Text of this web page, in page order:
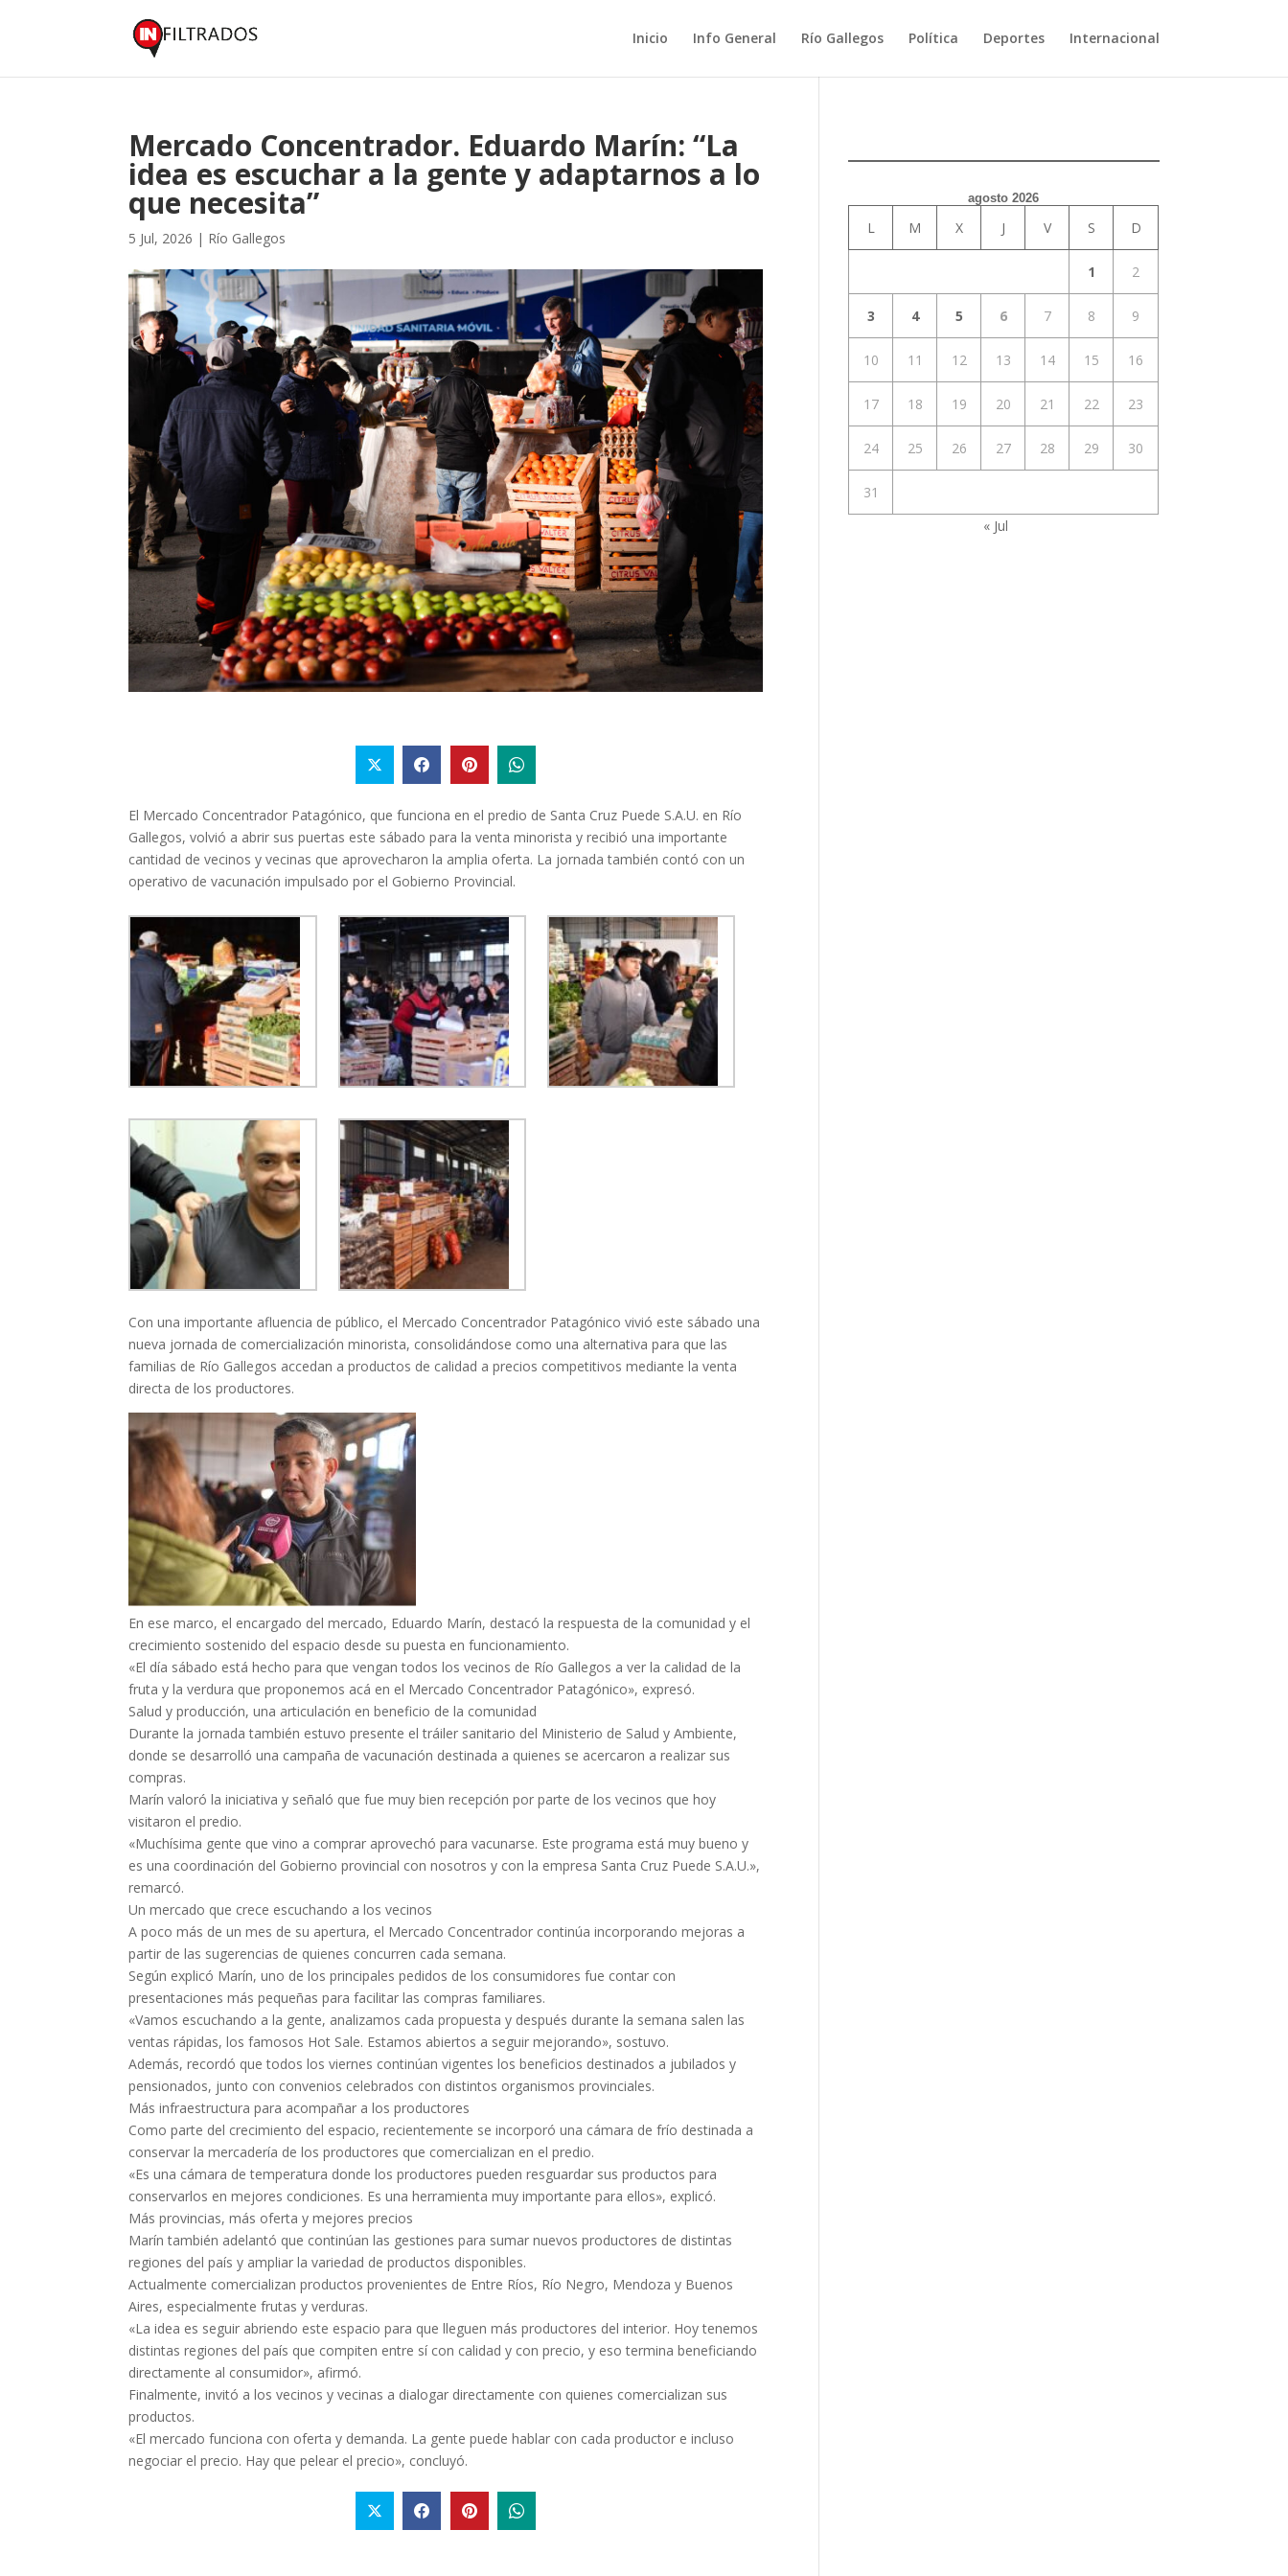
Inicio Info General Río Gallegos Política Deportes Internacional
Mercado Concentrador. Eduardo Marín: “La
idea es escuchar a la gente y adaptarnos a lo
que necesita”
5 Jul, 2026 | Río Gallegos
El Mercado Concentrador Patagónico, que funciona en el predio de Santa Cruz Puede S.A.U. en Río
Gallegos, volvió a abrir sus puertas este sábado para la venta minorista y recibió una importante
cantidad de vecinos y vecinas que aprovecharon la amplia oferta. La jornada también contó con un
operativo de vacunación impulsado por el Gobierno Provincial.
Con una importante afluencia de público, el Mercado Concentrador Patagónico vivió este sábado una
nueva jornada de comercialización minorista, consolidándose como una alternativa para que las
familias de Río Gallegos accedan a productos de calidad a precios competitivos mediante la venta
directa de los productores.
En ese marco, el encargado del mercado, Eduardo Marín, destacó la respuesta de la comunidad y el
crecimiento sostenido del espacio desde su puesta en funcionamiento.
«El día sábado está hecho para que vengan todos los vecinos de Río Gallegos a ver la calidad de la
fruta y la verdura que proponemos acá en el Mercado Concentrador Patagónico», expresó.
Salud y producción, una articulación en beneficio de la comunidad
Durante la jornada también estuvo presente el tráiler sanitario del Ministerio de Salud y Ambiente,
donde se desarrolló una campaña de vacunación destinada a quienes se acercaron a realizar sus
compras.
Marín valoró la iniciativa y señaló que fue muy bien recepción por parte de los vecinos que hoy
visitaron el predio.
«Muchísima gente que vino a comprar aprovechó para vacunarse. Este programa está muy bueno y
es una coordinación del Gobierno provincial con nosotros y con la empresa Santa Cruz Puede S.A.U.»,
remarcó.
Un mercado que crece escuchando a los vecinos
A poco más de un mes de su apertura, el Mercado Concentrador continúa incorporando mejoras a
partir de las sugerencias de quienes concurren cada semana.
Según explicó Marín, uno de los principales pedidos de los consumidores fue contar con
presentaciones más pequeñas para facilitar las compras familiares.
«Vamos escuchando a la gente, analizamos cada propuesta y después durante la semana salen las
ventas rápidas, los famosos Hot Sale. Estamos abiertos a seguir mejorando», sostuvo.
Además, recordó que todos los viernes continúan vigentes los beneficios destinados a jubilados y
pensionados, junto con convenios celebrados con distintos organismos provinciales.
Más infraestructura para acompañar a los productores
Como parte del crecimiento del espacio, recientemente se incorporó una cámara de frío destinada a
conservar la mercadería de los productores que comercializan en el predio.
«Es una cámara de temperatura donde los productores pueden resguardar sus productos para
conservarlos en mejores condiciones. Es una herramienta muy importante para ellos», explicó.
Más provincias, más oferta y mejores precios
Marín también adelantó que continúan las gestiones para sumar nuevos productores de distintas
regiones del país y ampliar la variedad de productos disponibles.
Actualmente comercializan productos provenientes de Entre Ríos, Río Negro, Mendoza y Buenos
Aires, especialmente frutas y verduras.
«La idea es seguir abriendo este espacio para que lleguen más productores del interior. Hoy tenemos
distintas regiones del país que compiten entre sí con calidad y con precio, y eso termina beneficiando
directamente al consumidor», afirmó.
Finalmente, invitó a los vecinos y vecinas a dialogar directamente con quienes comercializan sus
productos.
«El mercado funciona con oferta y demanda. La gente puede hablar con cada productor e incluso
negociar el precio. Hay que pelear el precio», concluyó.
agosto 2026
L M X J V S D
1 2
3 4 5 6 7 8 9
10 11 12 13 14 15 16
17 18 19 20 21 22 23
24 25 26 27 28 29 30
31
« Jul